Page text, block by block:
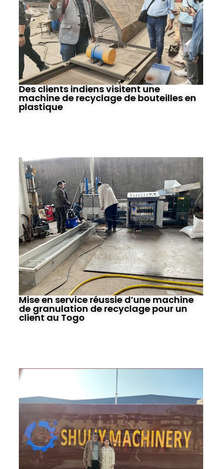
Des clients indiens visitent une
machine de recyclage de bouteilles en
plastique
Mise en service réussie d’une machine
de granulation de recyclage pour un
client au Togo